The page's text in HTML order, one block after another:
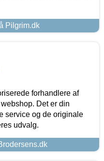
Pilgrim.dk
forhandlere af
Det er din
service og de originale
udvalg.